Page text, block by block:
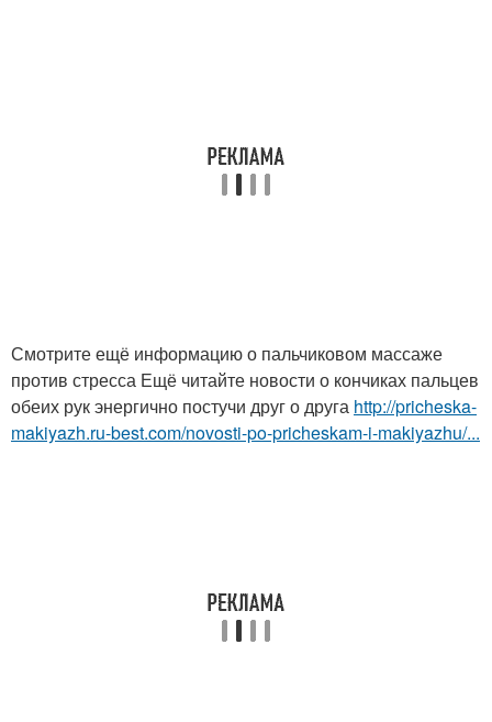
Смотрите ещё информацию о пальчиковом массаже
против стресса Ещё читайте новости о кончиках пальцев
обеих рук энергично постучи друг о друга http://pricheska-
makiyazh.ru-best.com/novosti-po-pricheskam-i-makiyazhu/...